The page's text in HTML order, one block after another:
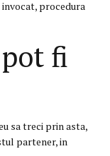
procedura
fi
sa treci prin asta,
partener, in